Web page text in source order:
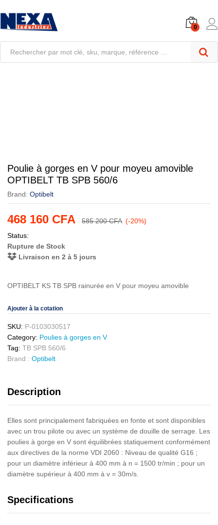
0
Poulie à gorges en V pour moyeu amovible
OPTIBELT TB SPB 560/6
Brand: Optibelt
468 160 CFA 585 200CFA (-20%)
Status:
Rupture de Stock
Livraison en 2 à 5 jours
OPTIBELT KS TB SPB rainurée en V pour moyeu amovible
Ajouter à la cotation
SKU: P-0103030517
Category: Poulies à gorges en V
Tag: TB SPB 560/6
Brand : Optibelt
Description
Elles sont principalement fabriquées en fonte et sont disponibles
avec un trou pilote ou avec un système de douille de serrage. Les
poulies à gorge en V sont équilibrées statiquement conformément
aux directives de la norme VDI 2060 : Niveau de qualité G16 ;
pour un diamètre inférieur à 400 mm à n = 1500 tr/min ; pour un
diamètre supérieur à 400 mm à v = 30m/s.
Specifications